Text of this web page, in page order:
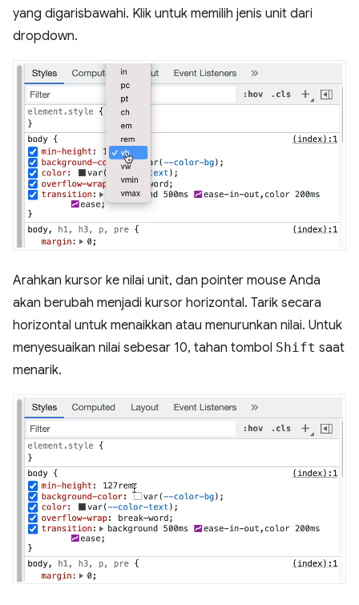
yang digarisbawahi. Klik untuk memilih jenis unit dari
dropdown.
Arahkan kursor ke nilai unit, dan pointer mouse Anda
akan berubah menjadi kursor horizontal. Tarik secara
horizontal untuk menaikkan atau menurunkan nilai. Untuk
menyesuaikan nilai sebesar 10, tahan tombol Shift saat
menarik.